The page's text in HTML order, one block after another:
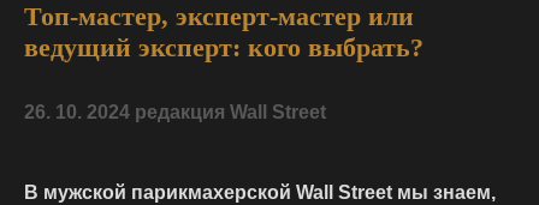
Топ-мастер, эксперт-мастер или
ведущий эксперт: кого выбрать?
26. 10. 2024 редакция Wall Street
В мужской парикмахерской Wall Street мы знаем,